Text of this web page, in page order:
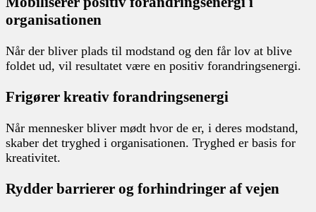
organisationen
Når der bliver plads til modstand og den får lov at blive
foldet ud, vil resultatet være en positiv forandringsenergi.
Frigører kreativ forandringsenergi
Når mennesker bliver mødt hvor de er, i deres modstand,
skaber det tryghed i organisationen. Tryghed er basis for
kreativitet.
Rydder barrierer og forhindringer af vejen